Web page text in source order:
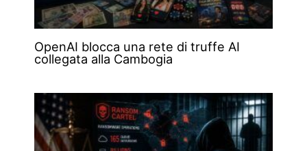
OpenAI blocca una rete di truffe AI
collegata alla Cambogia